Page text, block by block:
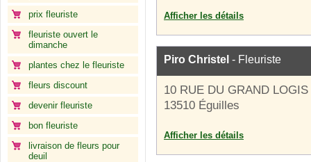
prix fleuriste
fleuriste ouvert le
dimanche
plantes chez le fleuriste
fleurs discount
devenir fleuriste
bon fleuriste
livraison de fleurs pour
deuil
Afficher les détails
Piro Christel - Fleuriste
10 RUE DU GRAND LOGIS
13510 Éguilles
Afficher les détails